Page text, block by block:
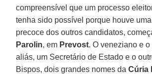
compreensível que um processo
tenha sido possível porque houve
precoce dos outros candidatos,
Parolin, em Prevost. O veneziano e
aliás, um Secretário de Estado e o
Bispos, dois grandes nomes daCúria